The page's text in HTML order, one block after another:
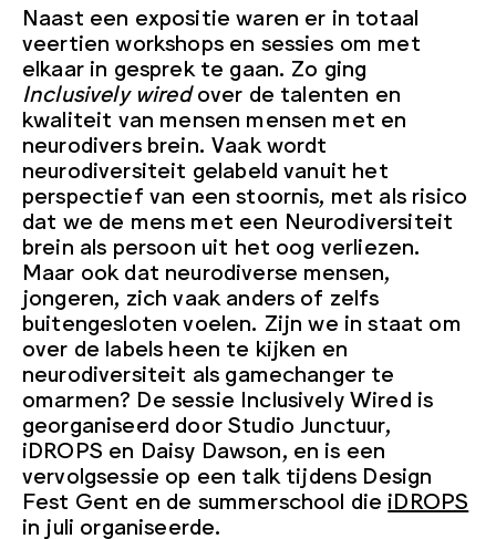
Naast een expositie waren er in totaal
veertien workshops en sessies om met
elkaar in gesprek te gaan. Zo ging
Inclusively wiredover de talenten en
kwaliteit van mensen mensen met en
neurodivers brein. Vaak wordt
neurodiversiteit gelabeld vanuit het
perspectief van een stoornis, met als risico
dat we de mens met een Neurodiversiteit
brein als persoon uit het oog verliezen.
Maar ook dat neurodiverse mensen,
jongeren, zich vaak anders of zelfs
buitengesloten voelen. Zijn we in staat om
over de labels heen te kijken en
neurodiversiteit als gamechanger te
omarmen? De sessie Inclusively Wired is
georganiseerd door Studio Junctuur,
iDROPS en Daisy Dawson, en is een
vervolgsessie op een talk tijdens Design
Fest Gent en de summerschool die iDROPS
in juli organiseerde.